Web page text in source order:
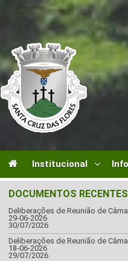
Institucional
DOCUMENTOS RECENTES
Deliberações de Reunião de
29-06-2026
30/07/2026
Deliberações de Reunião de
18-06-2026
29/07/2026